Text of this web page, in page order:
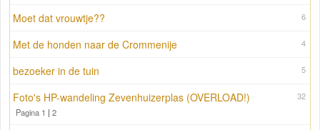
6
Moet dat vrouwtje??
4
Met de honden naar de Crommenije
5
bezoeker in de tuin
32
Foto's HP-wandeling Zevenhuizerplas (OVERLOAD!)
Pagina 1 | 2